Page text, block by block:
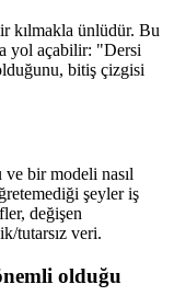
kılmakla ünlüdür. Bu
yol açabilir: "Dersi
bitiş çizgisi
bir modeli nasıl
şeyler iş
değişen
tutarsız veri.
olduğu